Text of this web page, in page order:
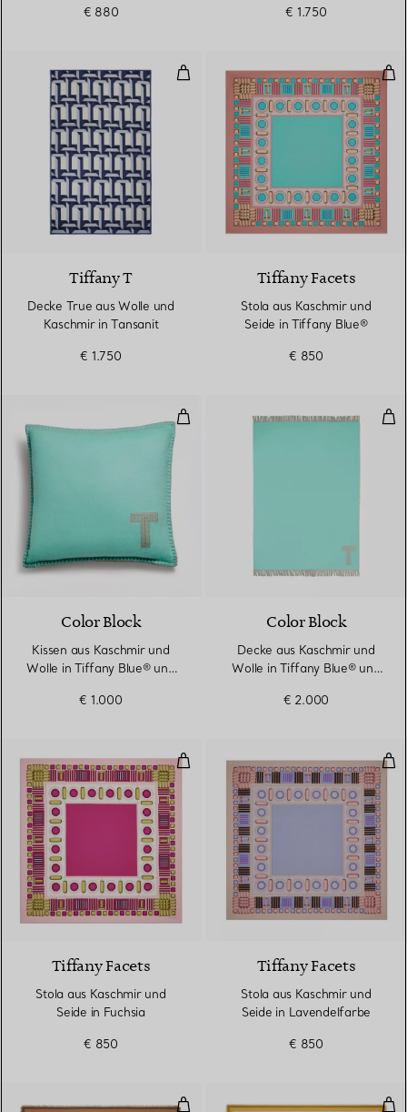
€ 880
€ 1.750
Decke True aus Wolle und
2 Farben
Tiffany T
Decke True aus Wolle und
Kaschmir in Tansanit
€ 1.750
Tiffany Facets
Stola aus Kaschmir und
Seide in Tiffany Blue®
€ 850
Kissen aus Kaschmir und Wolle
Color Block
Kissen aus Kaschmir und
Wolle in Tiffany Blue® und
€ 1.000
Color Block
Decke aus Kaschmir und
Wolle in Tiffany Blue® und
€ 2.000
Stola aus Kaschmir und Seide in
3 Farben
Tiffany Facets
Stola aus Kaschmir und
Seide in Fuchsia
€ 850
Tiffany Facets
Stola aus Kaschmir und
Seide in Lavendelfarbe
€ 850
Stola mit großem T-Motiv aus